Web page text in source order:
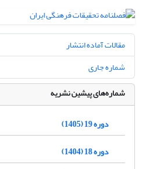
مقالات آماده انتشار
شماره جاری
شماره‌های پیشین نشریه
دوره 19 (1405)
دوره 18 (1404)